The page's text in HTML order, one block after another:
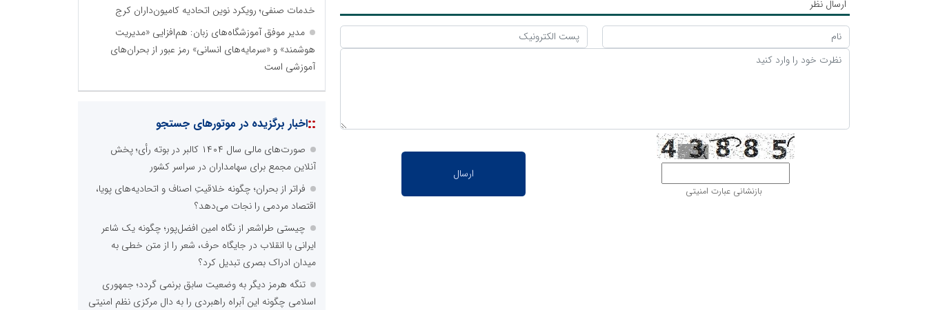
ارسال نظر
بازنشانی عبارت امنیتی
خدمات صنفی؛ رویکرد نوین اتحادیه کامیون‌داران کرج
مدیر موفق آموزشگاه‌های زبان: هم‌افزایی «مدیریت
هوشمند» و «سرمایه‌های انسانی» رمز عبور از بحران‌های
آموزشی است
::اخبار برگزیده در موتورهای جستجو
صورت‌های مالی سال ۱۴۰۴ کالبر در بوته رأی؛ پخش
آنلاین مجمع برای سهامداران در سراسر کشور
فراتر از بحران؛ چگونه خلاقیتِ اصناف و اتحادیه‌های پویا،
اقتصاد مردمی را نجات می‌دهد؟
چیستی طراشعر از نگاه امین افضل‌پور؛ چگونه یک شاعر
ایرانی با انقلاب در جایگاه حرف، شعر را از متن خطی به
میدان ادراک بصری تبدیل کرد؟
تنگه هرمز دیگر به وضعیت سابق برنمی گردد؛ جمهوری
اسلامی چگونه این آبراه راهبردی را به دال مرکزی نظم امنیتی